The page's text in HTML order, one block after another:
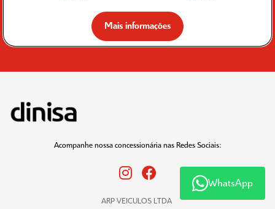
Mais informações
Acompanhe nossa concessionária nas Redes Sociais:
ARP VEICULOS LTDA
WhatsApp